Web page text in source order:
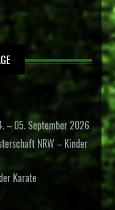
– 05. September 2026
NRW – Kinder
Karate